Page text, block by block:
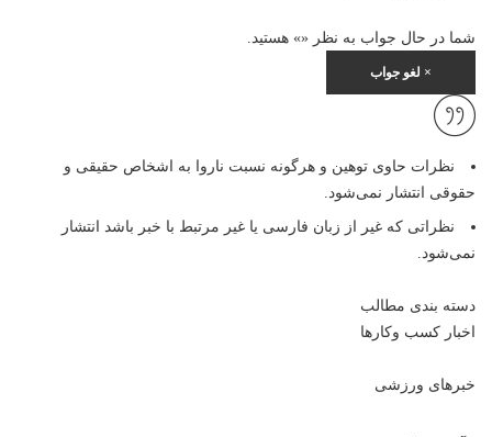
شما در حال جواب به نظر «» هستید.
× لغو جواب
نظرات حاوی توهین و هرگونه نسبت ناروا به اشخاص حقیقی و
حقوقی انتشار نمی‌شود.
نظراتی که غیر از زبان فارسی یا غیر مرتبط با خبر باشد انتشار
نمی‌شود.
دسته بندی مطالب
اخبار کسب وکارها
خبرهای ورزشی